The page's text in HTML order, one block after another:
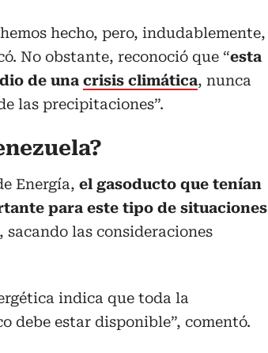
hecho, pero, indudablemente,
No obstante, reconoció que “esta
de una crisis climática, nunca
las precipitaciones”.
Energía, el gasoducto que tenían
para este tipo de situaciones
las consideraciones
indica que toda la
debe estar disponible”, comentó.